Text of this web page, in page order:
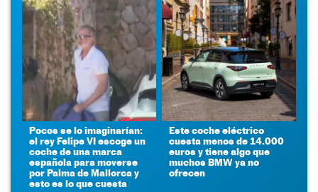
Pocos se lo imaginarían:
el rey Felipe VI escoge un
coche de una marca
española para moverse
por Palma de Mallorca y
esto es lo que cuesta
Este coche eléctrico
cuesta menos de 14.000
euros y tiene algo que
muchos BMW ya no
ofrecen